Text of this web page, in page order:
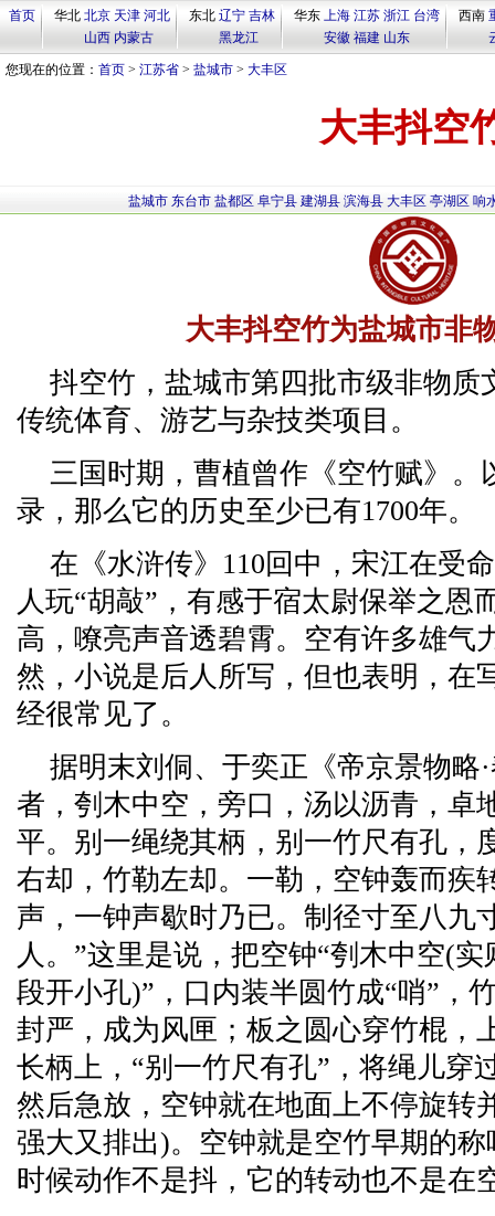
首页 华北 北京 天津 河北
山西 内蒙古
东北 辽宁 吉林
黑龙江
华东 上海 江苏 浙江 台湾
安徽 福建 山东
西南
您现在的位置： 首页 > 江苏省 > 盐城市 > 大丰区
大丰抖空
盐城市 东台市 盐都区 阜宁县 建湖县 滨海县 大丰区 亭湖区 响
大丰抖空竹为盐城市非
抖空竹，盐城市第四批市级非物质
传统体育、游艺与杂技类项目。
三国时期，曹植曾作《空竹赋》。
录，那么它的历史至少已有1700年。
在《水浒传》110回中，宋江在受
人玩“胡敲”，有感于宿太尉保举之恩
高，嘹亮声音透碧霄。空有许多雄气
然，小说是后人所写，但也表明，在
经很常见了。
据明末刘侗、于奕正《帝京景物略
者，刳木中空，旁口，汤以沥青，卓
平。别一绳绕其柄，别一竹尺有孔，
右却，竹勒左却。一勒，空钟轰而疾
声，一钟声歇时乃已。制径寸至八九
人。”这里是说，把空钟“刳木中空(
段开小孔)”，口内装半圆竹成“哨”，
封严，成为风匣；板之圆心穿竹棍，
长柄上，“别一竹尺有孔”，将绳儿穿
然后急放，空钟就在地面上不停旋转
强大又排出)。空钟就是空竹早期的
时候动作不是抖，它的转动也不是在